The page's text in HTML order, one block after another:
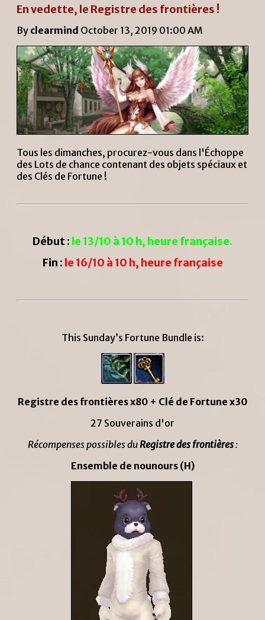
En vedette, le Registre des frontières !
By clearmind October 13, 2019 01:00 AM
Tous les dimanches, procurez-vous dans l'Échoppe
des Lots de chance contenant des objets spéciaux et
des Clés de Fortune !
Début : le 13/10 à 10 h, heure française.
Fin : le 16/10 à 10 h, heure française
This Sunday’s Fortune Bundle is:
Registre des frontières x80 + Clé de Fortune x30
27 Souverains d'or
Récompenses possibles du Registre des frontières:
Ensemble de nounours (H)